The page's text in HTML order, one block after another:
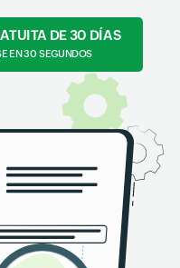
DE 30 DÍAS
EN 30 SEGUNDOS